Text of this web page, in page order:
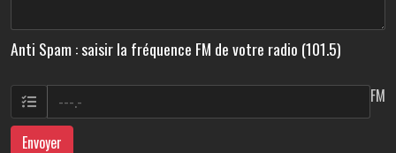
Anti Spam : saisir la fréquence FM de votre radio (101.5)
FM
Envoyer